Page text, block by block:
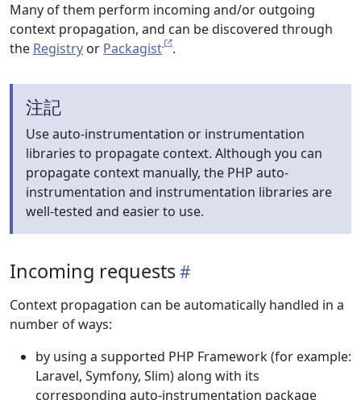
Many of them perform incoming and/or outgoing
context propagation, and can be discovered through
the Registry or Packagist .
注記
Use auto-instrumentation or instrumentation
libraries to propagate context. Although you can
propagate context manually, the PHP auto-
instrumentation and instrumentation libraries are
well-tested and easier to use.
Incoming requests
Context propagation can be automatically handled in a
number of ways:
by using a supported PHP Framework (for example:
Laravel, Symfony, Slim) along with its
corresponding auto-instrumentation package